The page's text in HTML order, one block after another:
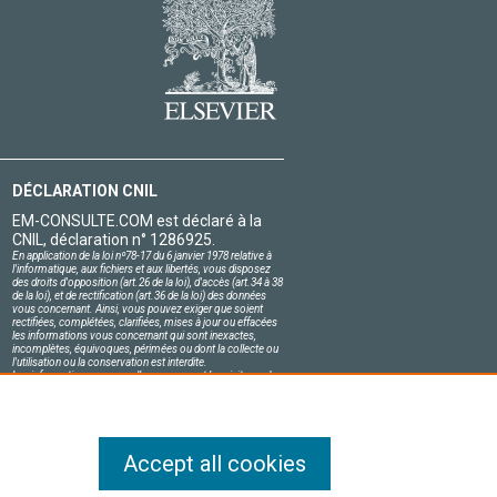
DÉCLARATION CNIL
EM-CONSULTE.COM est déclaré à la
CNIL, déclaration n° 1286925.
En application de la loi nº78-17 du 6 janvier 1978 relative à
l'informatique, aux fichiers et aux libertés, vous disposez
des droits d'opposition (art.26 de la loi), d'accès (art.34 à 38
de la loi), et de rectification (art.36 de la loi) des données
vous concernant. Ainsi, vous pouvez exiger que soient
rectifiées, complétées, clarifiées, mises à jour ou effacées
les informations vous concernant qui sont inexactes,
incomplètes, équivoques, périmées ou dont la collecte ou
l'utilisation ou la conservation est interdite.
Les informations personnelles concernant les visiteurs de
Accept all cookies